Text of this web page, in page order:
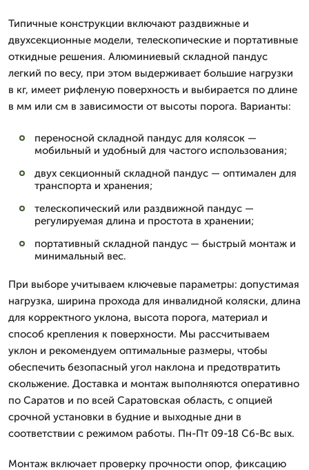
Типичные конструкции включают раздвижные и
двухсекционные модели, телескопические и портативные
откидные решения. Алюминиевый складной пандус
легкий по весу, при этом выдерживает большие нагрузки
в кг, имеет рифленую поверхность и выбирается по длине
в мм или см в зависимости от высоты порога. Варианты:
переносной складной пандус для колясок —
мобильный и удобный для частого использования;
двух секционный складной пандус — оптимален для
транспорта и хранения;
телескопический или раздвижной пандус —
регулируемая длина и простота в хранении;
портативный складной пандус — быстрый монтаж и
минимальный вес.
При выборе учитываем ключевые параметры: допустимая
нагрузка, ширина прохода для инвалидной коляски, длина
для корректного уклона, высота порога, материал и
способ крепления к поверхности. Мы рассчитываем
уклон и рекомендуем оптимальные размеры, чтобы
обеспечить безопасный угол наклона и предотвратить
скольжение. Доставка и монтаж выполняются оперативно
по Саратов и по всей Саратовская область, с опцией
срочной установки в будние и выходные дни в
соответствии с режимом работы. Пн-Пт 09-18 Сб-Вс вых.
Монтаж включает проверку прочности опор, фиксацию